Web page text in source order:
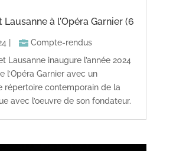
à l’Opéra Garnier (6
|
Compte-rendus
Lausanne inaugure l’année 2024
l’Opéra Garnier avec un
répertoire contemporain de la
avec l’oeuvre de son fondateur.